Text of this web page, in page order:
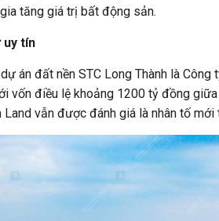
tăng giá trị bất động sản.
uy tín
án đất nền STC Long Thành là
vốn điều lệ khoảng 1200 tỷ đồng
Land vẫn được đánh giá là nhân tố